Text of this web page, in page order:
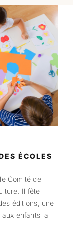
ÉCOLES
Comité de
Il fête
éditions, une
enfants la